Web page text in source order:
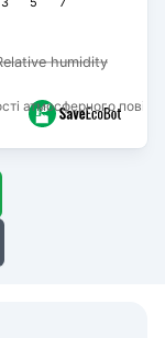
атмосферного
humidity